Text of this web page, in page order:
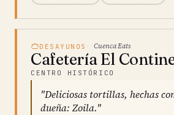
DESAYUNOS Cuenca Eats
Cafetería El
CENTRO HISTÓRICO
"Deliciosas tortillas, hechas
dueña: Zoila."